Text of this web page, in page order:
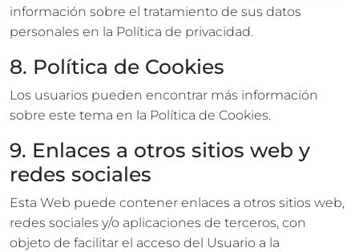
información sobre el tratamiento de sus datos
personales en la Política de privacidad.
8. Política de Cookies
Los usuarios pueden encontrar más información
sobre este tema en la Política de Cookies.
9. Enlaces a otros sitios web y
redes sociales
Esta Web puede contener enlaces a otros sitios web,
redes sociales y/o aplicaciones de terceros, con
objeto de facilitar el acceso del Usuario a la